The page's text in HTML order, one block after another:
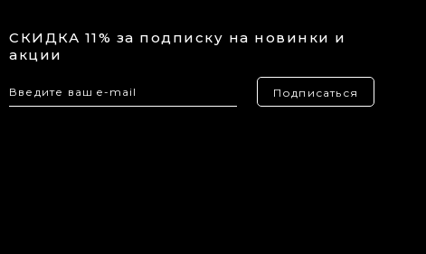
СКИДКА 11% за подписку на новинки и
акции
Подписаться